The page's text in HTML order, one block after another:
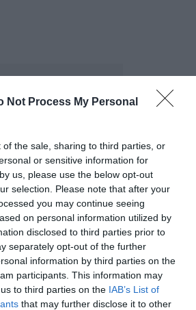
Not Process My Personal
of the sale, sharing to third parties, or
or sensitive information for
us, please use the below opt-out
selection. Please note that after your
you may continue seeing
on personal information utilized by
disclosed to third parties prior to
separately opt-out of the further
information by third parties on the
participants. This information may
to third parties on the IAB’s List of
that may further disclose it to other
ELŐZŐ CIKK
MESESZÉP, SAJÁT KÉSZÍTÉSŰ
VIRÁGCSILLÁRRAL!
CIKK
VARÁZSLATOS TÁNCA: 4 HELYSZÍNT
AJÁNLUNK!